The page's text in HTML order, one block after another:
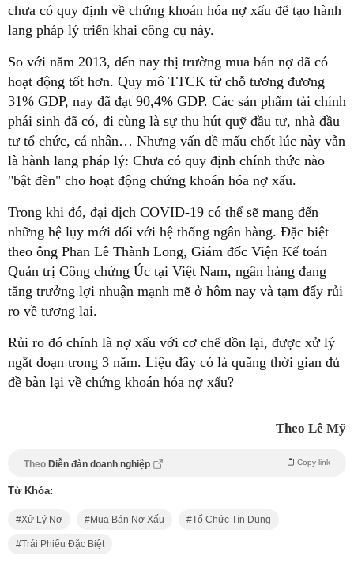
chưa có quy định về chứng khoán hóa nợ xấu để tạo hành
lang pháp lý triển khai công cụ này.
So với năm 2013, đến nay thị trường mua bán nợ đã có
hoạt động tốt hơn. Quy mô TTCK từ chỗ tương đương
31% GDP, nay đã đạt 90,4% GDP. Các sản phẩm tài chính
phái sinh đã có, đi cùng là sự thu hút quỹ đầu tư, nhà đầu
tư tổ chức, cá nhân… Nhưng vấn đề mấu chốt lúc này vẫn
là hành lang pháp lý: Chưa có quy định chính thức nào
"bật đèn" cho hoạt động chứng khoán hóa nợ xấu.
Trong khi đó, đại dịch COVID-19 có thể sẽ mang đến
những hệ lụy mới đối với hệ thống ngân hàng. Đặc biệt
theo ông Phan Lê Thành Long, Giám đốc Viện Kế toán
Quản trị Công chứng Úc tại Việt Nam, ngân hàng đang
tăng trưởng lợi nhuận mạnh mẽ ở hôm nay và tạm đẩy rủi
ro về tương lai.
Rủi ro đó chính là nợ xấu với cơ chế dồn lại, được xử lý
ngắt đoạn trong 3 năm. Liệu đây có là quãng thời gian đủ
đề bàn lại về chứng khoán hóa nợ xấu?
Theo Lê Mỹ
Theo Diễn đàn doanh nghiệp Copy link
Từ Khóa:
Xử Lý Nợ Mua Bán Nợ Xấu Tổ Chức Tín Dụng
Trái Phiếu Đặc Biệt